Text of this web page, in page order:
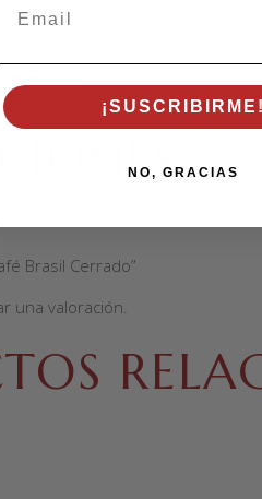
Formato
Brasil Cerrado”
una valoración.
¡SUSCRIBIRME!
NO, GRACIAS